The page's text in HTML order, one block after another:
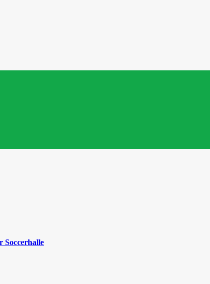
Soccerhalle